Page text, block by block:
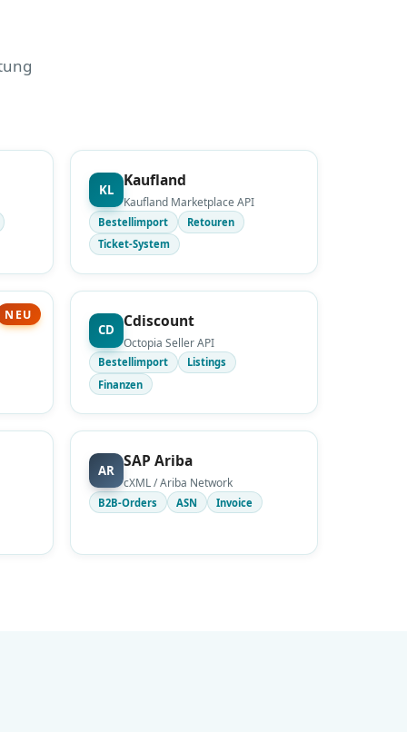
KL Kaufland
Kaufland Marketplace API
Bestellimport
Retouren
Ticket-System
NEU
CD Cdiscount
Octopia Seller API
Bestellimport
Listings
Finanzen
AR SAP Ariba
cXML / Ariba Network
B2B-Orders ASN Invoice